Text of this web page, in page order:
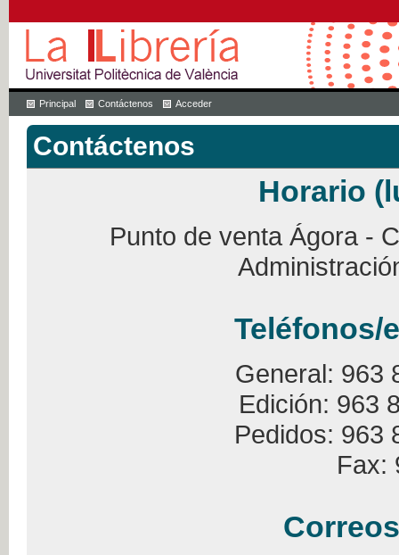
Principal Contáctenos Acceder
Contáctenos
Horario
Punto de venta Ágora -
Teléfonos/
General: 963
Edición: 963
Pedidos: 963
Fax: